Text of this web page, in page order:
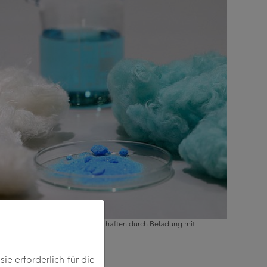
mit antibakteriellen Eigenschaften durch Beladung mit
erforderlich für die